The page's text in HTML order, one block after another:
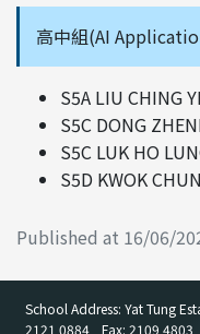
高中組(AI
S5A LIU CHING
S5C DONG
S5C LUK HO
S5D KWOK
Published at 16/06/
School Address: Yat Tung
2121 0884
Fax: 2109 4803